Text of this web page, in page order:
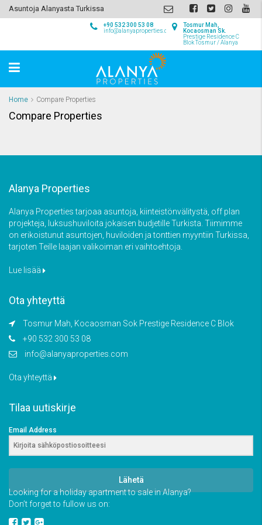
Asuntoja Alanyasta Turkissa
Tosmur Mah,
Kocaosman Sk.
Prestige Residence C
Blok Tosmur / Alanya
+90 532 300 53 08
info@alanyaproperties.com
Home Compare Properties
Compare Properties
Alanya Properties
Alanya Properties tarjoaa asuntoja, kiinteistönvälitystä, off plan
projekteja, luksushuviloita jokaisen budjetille Turkista. Tiimimme
on erikoistunut asuntojen, huviloiden ja tonttien myyntiin Turkissa,
tarjoten Teille laajan valikoiman eri vaihtoehtoja.
Lue lisää
Ota yhteyttä
Tosmur Mah, Kocaosman Sok Prestige Residence C Blok
+90 532 300 53 08
info@alanyaproperties.com
Ota yhteyttä
Tilaa uutiskirje
Email Address
Lähetä
Looking for a holiday apartment to sale in Alanya?
Don’t forget to fullow us on: